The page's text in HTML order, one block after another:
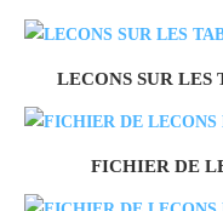
LECONS SUR
FICHIER DE